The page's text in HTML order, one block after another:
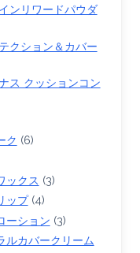
ンリワードパウダ
クション＆カバー
ス クッションコン
ク (6)
ックス (3)
ップ(4)
ーション (3)
ルカバークリーム